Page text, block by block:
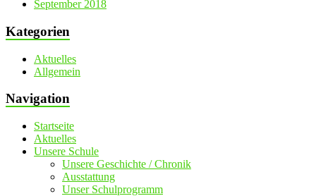
September 2018
Kategorien
Aktuelles
Allgemein
Navigation
Startseite
Aktuelles
Unsere Schule
Unsere Geschichte / Chronik
Ausstattung
Unser Schulprogramm